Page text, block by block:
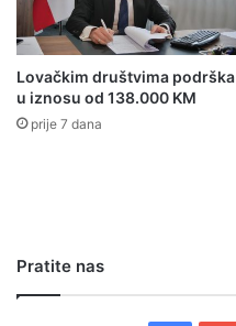
o
ž
n
j
e
a
c
i
j
e
n
Lovačkim društvima podrška
u iznosu od 138.000 KM
prije 7 dana
Pratite nas